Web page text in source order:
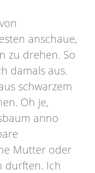
anschaue,
zu drehen. So
damals aus.
schwarzem
Oh je,
anno
Mutter oder
durften. Ich